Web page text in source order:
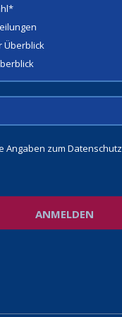
Überblick
Angaben zum Datenschutz